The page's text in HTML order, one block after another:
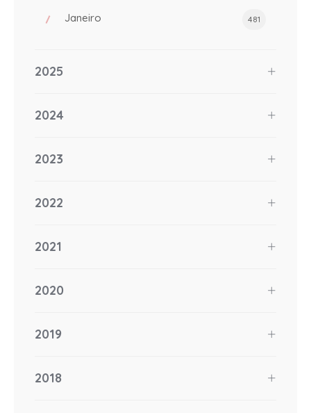
Janeiro 481
2025
2024
2023
2022
2021
2020
2019
2018